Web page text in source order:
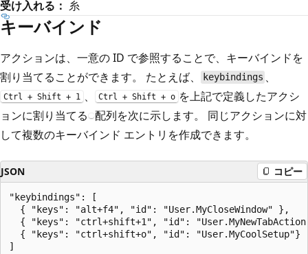
受け入れる： 糸
キーバインド
アクションは、一意の ID で参照することで、キーバインドを
割り当てることができます。 たとえば、
keybindings 、
Ctrl + Shift + 1 、 Ctrl + Shift + o を上記で定義したアクシ
ョンに割り当てる 配列を次に示します。 同じアクションに対
して複数のキーバインド エントリを作成できます。
JSON コピー
"keybindings": [
  { "keys": "alt+f4", "id": "User.MyCloseWindow" },
{ "keys": "ctrl+shift+1", "id":
  { "keys": "ctrl+shift+o", "id": "User.MyCoolSetup"}